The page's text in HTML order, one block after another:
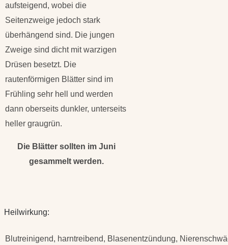
aufsteigend, wobei die
Seitenzweige jedoch stark
überhängend sind. Die jungen
Zweige sind dicht mit warzigen
Drüsen besetzt. Die
rautenförmigen Blätter sind im
Frühling sehr hell und werden
dann oberseits dunkler, unterseits
heller graugrün.
Die Blätter sollten im Juni
gesammelt werden.
Heilwirkung:
Blutreinigend, harntreibend, Blasenentzündung,